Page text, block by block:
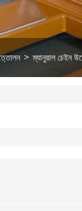
ম্যানুয়াল চেইন